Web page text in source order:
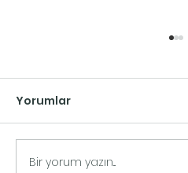
Yorumlar
Bir yorum yazın...